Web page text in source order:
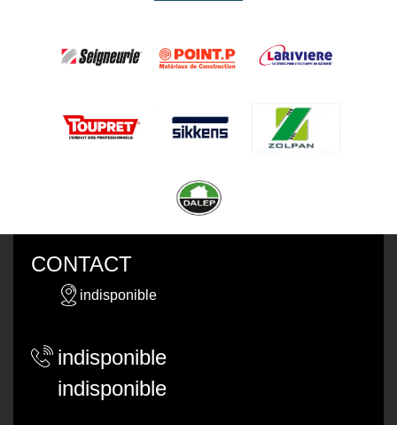
CONTACT
indisponible
indisponible
indisponible